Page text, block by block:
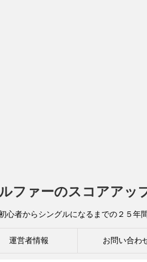
ファーのスコアアッ
心者からシングルになるまでの２５年
運営者情報 お問い合わ